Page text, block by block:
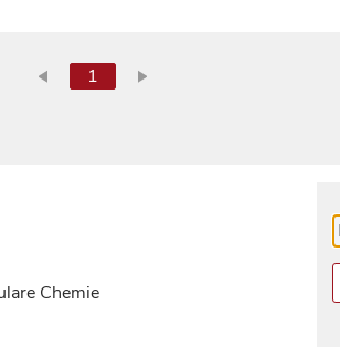
1
Chemie